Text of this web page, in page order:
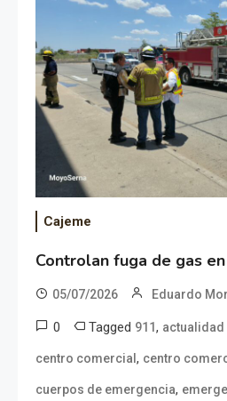
Cajeme
Controlan fuga de gas
05/07/2026 Eduardo
0 Tagged 911, actualidad
centro comercial , centro
cuerpos de emergencia,